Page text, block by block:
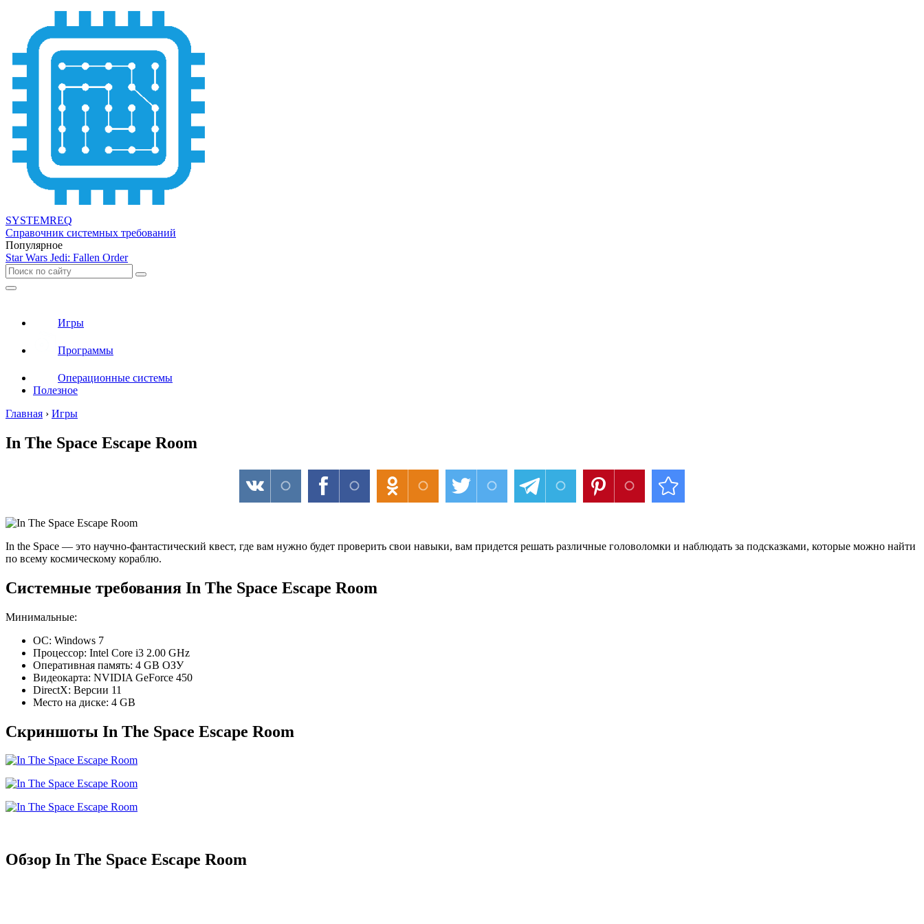
SYSTEMREQ
Справочник системных требований
Популярное
Star Wars Jedi: Fallen Order
Игры
Программы
Операционные системы
Полезное
Главная › Игры
In The Space Escape Room
In the Space — это научно-фантастический квест, где вам нужно будет проверить свои навыки, вам придется решать различные головоломки и наблюдать за подсказками, которые можно найти
по всему космическому кораблю.
Системные требования In The Space Escape Room
Минимальные:
ОС: Windows 7
Процессор: Intel Core i3 2.00 GHz
Оперативная память: 4 GB ОЗУ
Видеокарта: NVIDIA GeForce 450
DirectX: Версии 11
Место на диске: 4 GB
Скриншоты In The Space Escape Room
Обзор In The Space Escape Room